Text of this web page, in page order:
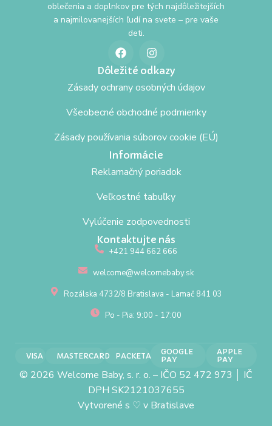
oblečenia a doplnkov pre tých najdôležitejších
a najmilovanejších ľudí na svete – pre vaše
deti.
Dôležité odkazy
Zásady ochrany osobných údajov
Všeobecné obchodné podmienky
Zásady používania súborov cookie (EÚ)
Informácie
Reklamačný poriadok
Veľkostné tabuľky
Vylúčenie zodpovednosti
Kontaktujte nás
+421 944 662 666
welcome@welcomebaby.sk
Rozálska 4732/8 Bratislava - Lamač 841 03
Po - Pia: 9:00 - 17:00
VISA MASTERCARD PACKETA
GOOGLE
PAY
APPLE
PAY
© 2026 Welcome Baby, s. r. o. – IČO 52 472 973 │ IČ
DPH SK2121037655
Vytvorené s ♡ v Bratislave